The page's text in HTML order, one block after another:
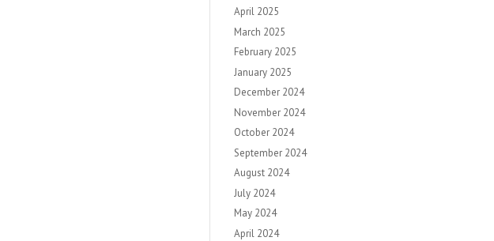
April 2025
March 2025
February 2025
January 2025
December 2024
November 2024
October 2024
September 2024
August 2024
July 2024
May 2024
April 2024